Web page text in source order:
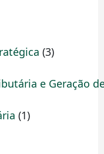
(3)
e Geração
(1)